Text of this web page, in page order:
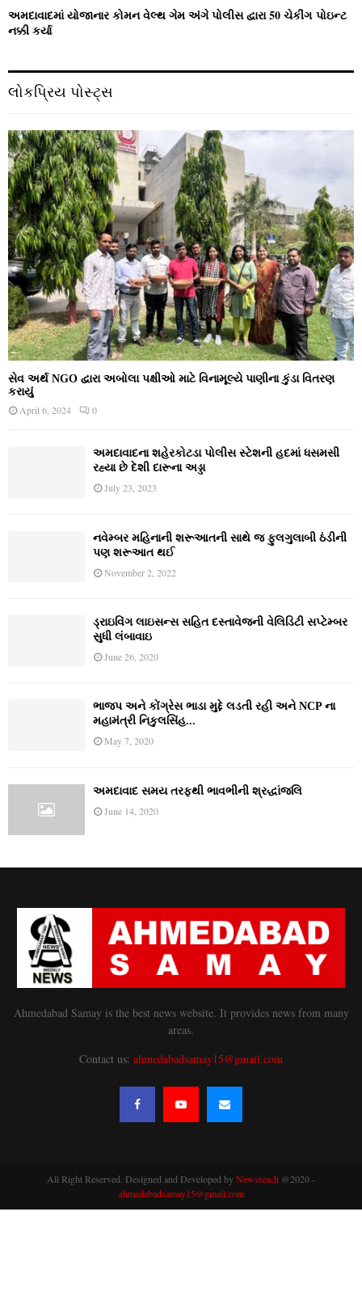
અમદાવાદમાં યોજાનાર કોમન વેલ્‍થ ગેમ અંગે પોલીસ દ્વારા 50 ચેકીંગ પોઇન્‍ટ
નક્કી કર્યા
લોકપ્રિય પોસ્ટ્સ
સેવ અર્થ NGO દ્વારા અબોલા પક્ષીઓ માટે વિનામૂલ્યે પાણીના કુંડા વિતરણ
કરાયું
April 6, 2024 0
અમદાવાદના શહેરકોટડા પોલીસ સ્ટેશની હદમાં ધસમસી
રહ્યા છે દેશી દારૂના અડ્ડા
July 23, 2023
નવેમ્‍બર મહિનાની શરૂઆતની સાથે જ ફુલગુલાબી ઠંડીની
પણ શરૂઆત થઈ
November 2, 2022
ડ્રાઇવિંગ લાઇસન્સ સહિત દસ્તાવેજની વેલિડિટી સપ્ટેમ્બર
સુધી લંબાવાઇ
June 26, 2020
ભાજપ અને કોંગ્રેસ ભાડા મુદ્દે લડતી રહી અને NCP ના
મહામંત્રી નિકુલસિંહ...
May 7, 2020
અમદાવાદ સમય તરફથી ભાવભીની શ્રદ્ધાંજલિ
June 14, 2020
Ahmedabad Samay is the best news website. It provides news from many
areas.
Contact us: ahmedabadsamay15@gmail.com
All Right Reserved. Designed and Developed byNewsreach @2020 -
ahmedabadsamay15@gmail.com